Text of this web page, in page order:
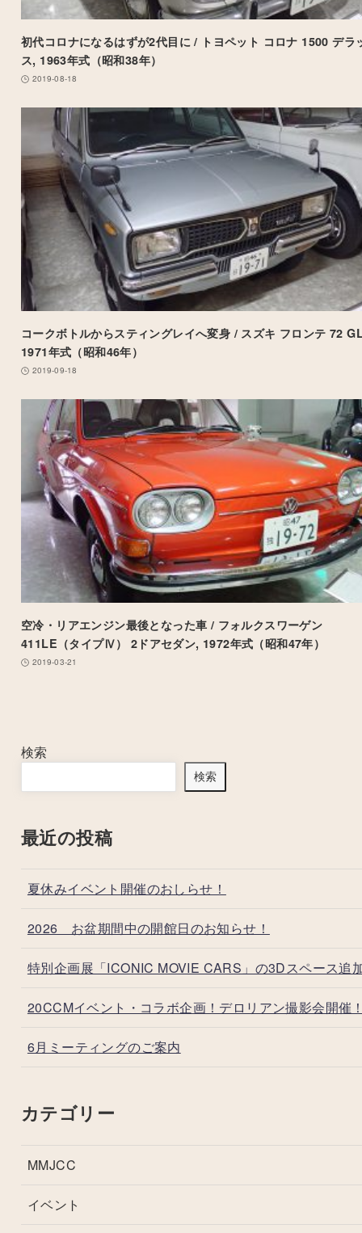
初代コロナになるはずが2代目に / トヨペット コロナ 1500 デラ
ス, 1963年式（昭和38年）
2019-08-18
コークボトルからスティングレイへ変身 / スズキ フロンテ 72
1971年式（昭和46年）
2019-09-18
空冷・リアエンジン最後となった車 / フォルクスワーゲン
411LE（タイプⅣ） 2ドアセダン, 1972年式（昭和47年）
2019-03-21
検索
検索
最近の投稿
夏休みイベント開催のおしらせ！
2026 お盆期間中の開館日のお知らせ！
特別企画展「ICONIC MOVIE CARS」の3Dスペース追
20CCMイベント・コラボ企画！デロリアン撮影会開催
6月ミーティングのご案内
カテゴリー
MMJCC
イベント